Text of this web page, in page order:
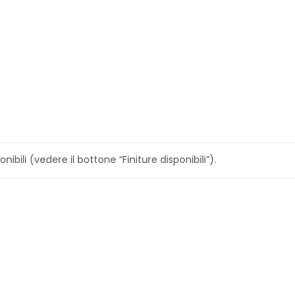
(vedere il bottone “Finiture disponibili”).